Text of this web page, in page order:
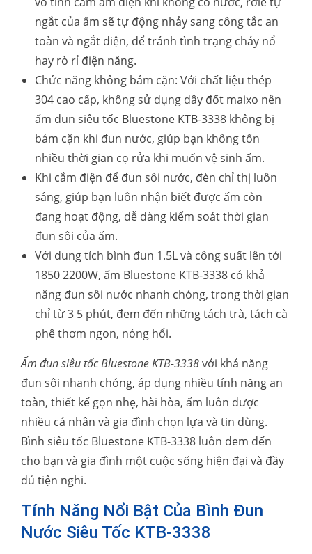
ngắt của ấm sẽ tự động nhảy sang công tắc an
toàn và ngắt điện, để tránh tình trạng cháy nổ
hay rò rỉ điện năng.
Chức năng không bám cặn: Với chất liệu thép
304 cao cấp, không sử dụng dây đốt maixo nên
ấm đun siêu tốc Bluestone KTB-3338 không bị
bám cặn khi đun nước, giúp bạn không tốn
nhiều thời gian cọ rửa khi muốn vệ sinh ấm.
Khi cắm điện để đun sôi nước, đèn chỉ thị luôn
sáng, giúp bạn luôn nhận biết được ấm còn
đang hoạt động, dễ dàng kiểm soát thời gian
đun sôi của ấm.
Với dung tích bình đun 1.5L và công suất lên tới
1850 2200W, ấm Bluestone KTB-3338 có khả
năng đun sôi nước nhanh chóng, trong thời gian
chỉ từ 3 5 phút, đem đến những tách trà, tách cà
phê thơm ngon, nóng hổi.
Ấm đun siêu tốc Bluestone KTB-3338với khả năng
đun sôi nhanh chóng, áp dụng nhiều tính năng an
toàn, thiết kế gọn nhẹ, hài hòa, ấm luôn được
nhiều cá nhân và gia đình chọn lựa và tin dùng.
Bình siêu tốc Bluestone KTB-3338 luôn đem đến
cho bạn và gia đình một cuộc sống hiện đại và đầy
đủ tiện nghi.
Tính Năng Nổi Bật Của Bình Đun
Nước Siêu Tốc KTB-3338